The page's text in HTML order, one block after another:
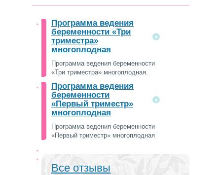
Программа ведения
беременности «Три
триместра»
многоплодная
Программа ведения беременности
«Три триместра» многоплодная.
Программа ведения
беременности
«Первый триместр»
многоплодная
Программа ведения беременности
«Первый триместр» многоплодная
Все отзывы